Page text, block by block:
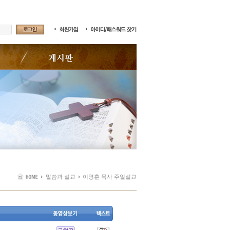
말씀과 설교 이영훈 목사 주일설교